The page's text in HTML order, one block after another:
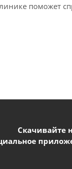
поможет
Скачивайте